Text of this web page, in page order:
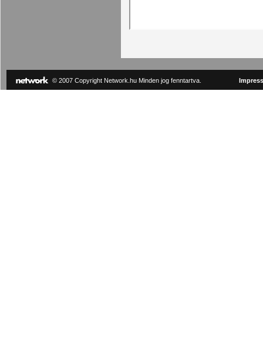
© 2007 Copyright Network.hu Minden jog fenntartva.